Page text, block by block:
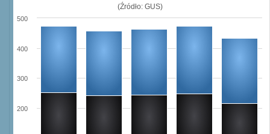
(Źródło: GUS)
200
300
400
500